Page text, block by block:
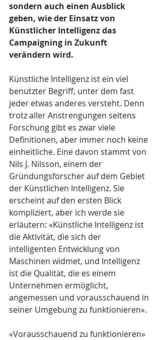
sondern auch einen Ausblick
geben, wie der Einsatz von
Künstlicher Intelligenz das
Campaigning in Zukunft
verändern wird.
Künstliche Intelligenz ist ein viel
benutzter Begriff, unter dem fast
jeder etwas anderes versteht. Denn
trotz aller Anstrengungen seitens
Forschung gibt es zwar viele
Definitionen, aber immer noch keine
einheitliche. Eine davon stammt von
Nils J. Nilsson, einem der
Gründungsforscher auf dem Gebiet
der Künstlichen Intelligenz. Sie
erscheint auf den ersten Blick
kompliziert, aber ich werde sie
erläutern: «Künstliche Intelligenz ist
die Aktivität, die sich der
intelligenten Entwicklung von
Maschinen widmet, und Intelligenz
ist die Qualität, die es einem
Unternehmen ermöglicht,
angemessen und vorausschauend in
seiner Umgebung zu funktionieren».
«Vorausschauend zu funktionieren»